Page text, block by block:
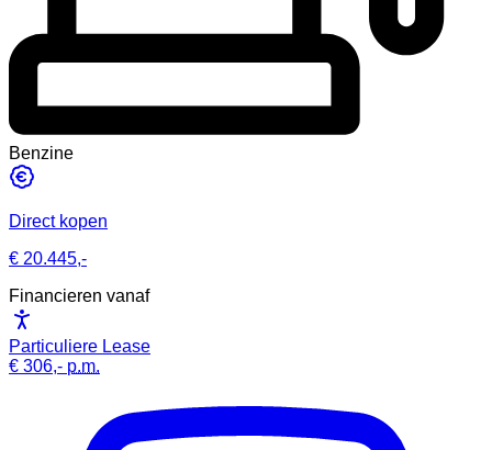
Benzine
Direct kopen
€ 20.445,-
Financieren vanaf
Particuliere Lease
€ 306,- p.m.